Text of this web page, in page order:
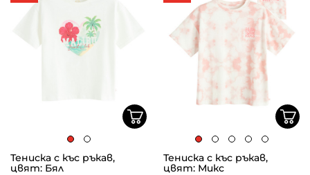
Тениска с къс ръкав,
цвят: Бял
Тениска с къс ръкав,
цвят: Микс